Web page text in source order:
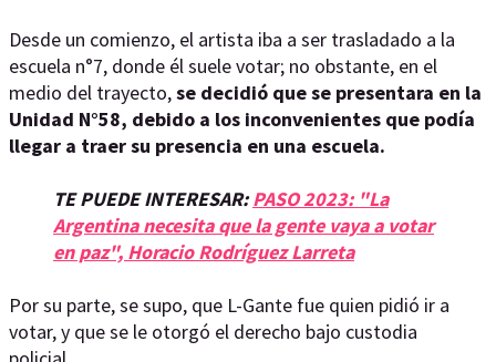
Desde un comienzo, el artista iba a ser trasladado a la
escuela n°7, donde él suele votar; no obstante, en el
medio del trayecto,se decidió que se presentara en la
Unidad N°58, debido a los inconvenientes que podía
llegar a traer su presencia en una escuela.
TE PUEDE INTERESAR:PASO 2023: "La
Argentina necesita que la gente vaya a votar
en paz", Horacio Rodríguez Larreta
Por su parte, se supo, que L-Gante fue quien pidió ir a
votar, y que se le otorgó el derecho bajo custodia